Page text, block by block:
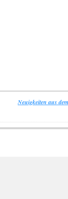
Neuigkeiten aus